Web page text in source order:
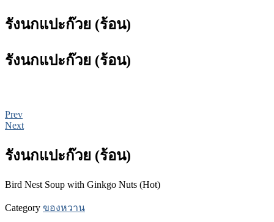
รังนกแปะก๊วย (ร้อน)
รังนกแปะก๊วย (ร้อน)
Prev
Next
รังนกแปะก๊วย (ร้อน)
Bird Nest Soup with Ginkgo Nuts (Hot)
Category ของหวาน